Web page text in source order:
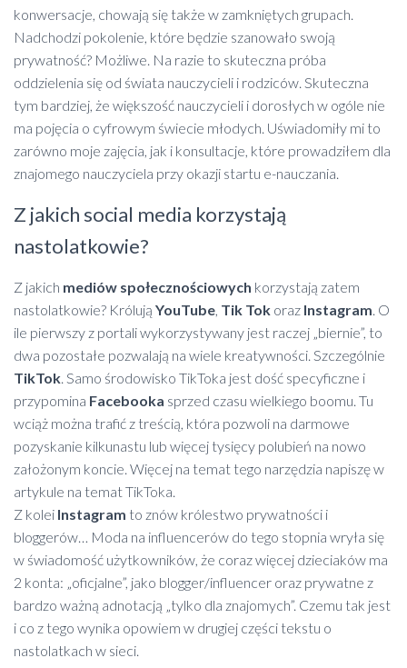
konwersacje, chowają się także w zamkniętych grupach.
Nadchodzi pokolenie, które będzie szanowało swoją
prywatność? Możliwe. Na razie to skuteczna próba
oddzielenia się od świata nauczycieli i rodziców. Skuteczna
tym bardziej, że większość nauczycieli i dorosłych w ogóle nie
ma pojęcia o cyfrowym świecie młodych. Uświadomiły mi to
zarówno moje zajęcia, jak i konsultacje, które prowadziłem dla
znajomego nauczyciela przy okazji startu e-nauczania.
Z jakich social media korzystają
nastolatkowie?
Z jakich mediów społecznościowych korzystają zatem
nastolatkowie? Królują YouTube Tik Tok oraz Instagram . O
ile pierwszy z portali wykorzystywany jest raczej „biernie”, to
dwa pozostałe pozwalają na wiele kreatywności. Szczególnie
TikTok . Samo środowisko TikToka jest dość specyficzne i
przypomina Facebooka sprzed czasu wielkiego boomu. Tu
wciąż można trafić z treścią, która pozwoli na darmowe
pozyskanie kilkunastu lub więcej tysięcy polubień na nowo
założonym koncie. Więcej na temat tego narzędzia napiszę w
artykule na temat TikToka.
Z kolei Instagram to znów królestwo prywatności i
bloggerów… Moda na influencerów do tego stopnia wryła się
w świadomość użytkowników, że coraz więcej dzieciaków ma
2 konta: „oficjalne”, jako blogger/influencer oraz prywatne z
bardzo ważną adnotacją „tylko dla znajomych”. Czemu tak jest
i co z tego wynika opowiem w drugiej części tekstu o
nastolatkach w sieci.